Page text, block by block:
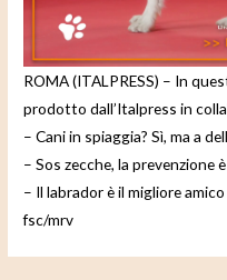
ROMA (ITALPRESS) – In
prodotto dall’Italpress in
– Cani in spiaggia? Sì, ma a
– Sos zecche, la prevenzione
– Il labrador è il migliore amico
fsc/mrv